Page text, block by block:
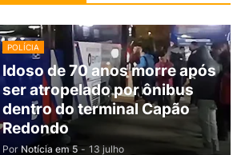
POLÍCIA
Idoso de 70 anos morre após
ser atropelado por ônibus
dentro do terminal Capão
Redondo
Por Notícia em 5 - 13 julho